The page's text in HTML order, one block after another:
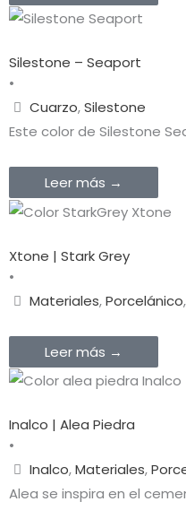
Silestone – Seaport
•
Cuarzo,Silestone
Este color de Silestone
Leer más →
Xtone | Stark Grey
•
Materiales,Porcelánico,
Leer más →
Inalco | Alea Piedra
•
Inalco,Materiales,
Alea se inspira en el